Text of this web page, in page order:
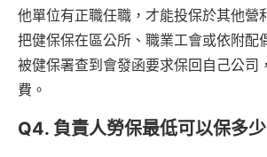
他單位有正職任職，才能投保於其他營
把健保保在區公所、職業工會或依附配
被健保署查到會發函要求保回自己公司
費。
Q4. 負責人勞保最低可以保多少